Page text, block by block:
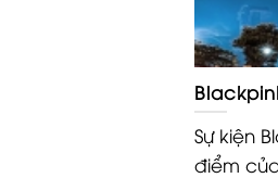
Sự kiện
điểm